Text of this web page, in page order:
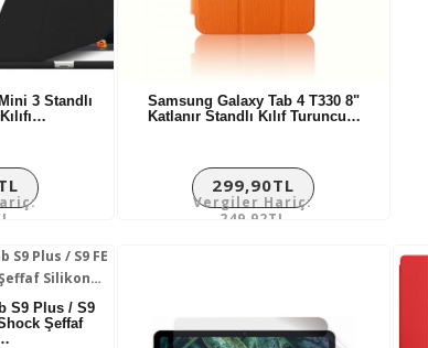
3 Standlı
Samsung Galaxy Tab 4 T330 8"
Katlanır Standlı Kılıf Turuncu…
299,90TL
Vergiler Hariç:
249,92TL
S9 Plus / S9
Şeffaf